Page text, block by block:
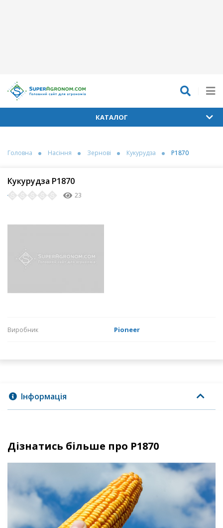
КАТАЛОГ
Головна Насіння Зернові Кукурудза P1870
Кукурудза P1870
23
Виробник Pioneer
Інформація
Дізнатись більше про P1870